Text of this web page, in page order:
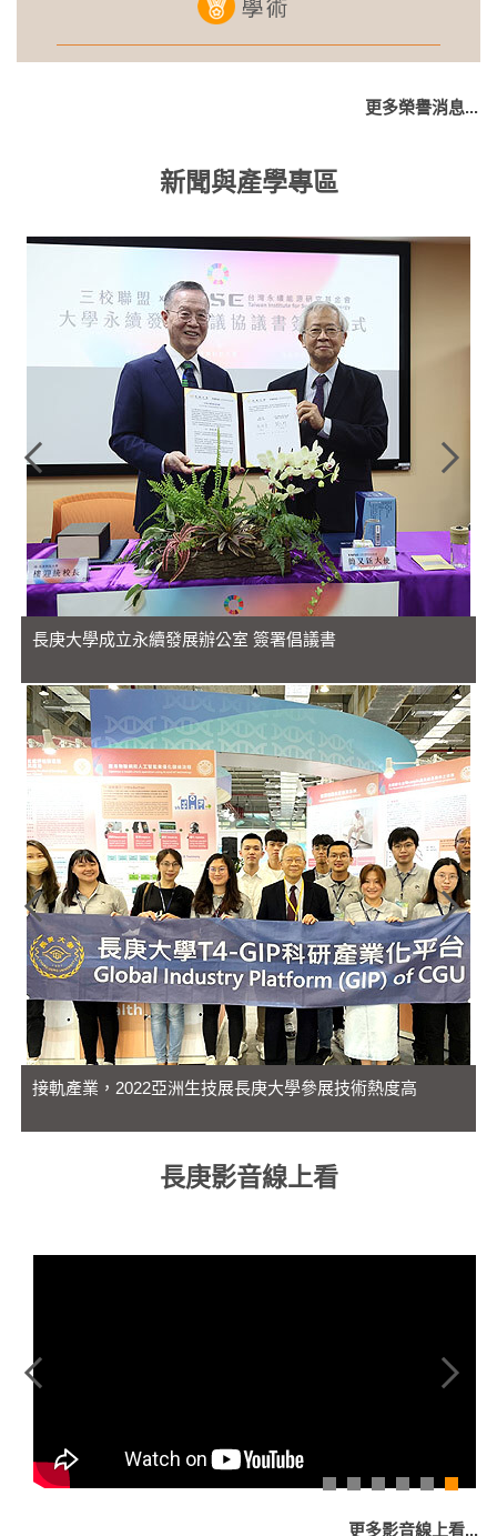
更多榮譽消息...
新聞與產學專區
長庚大學成立永續發展辦公室 簽署倡議書
接軌產業，2022亞洲生技展長庚大學參展技術熱度高
長庚影音線上看
更多影音線上看...